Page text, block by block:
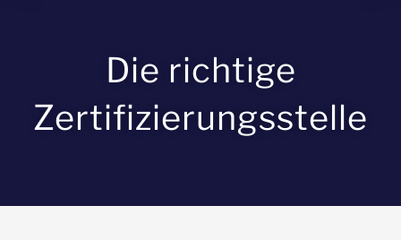
Die richtige
Zertifizierungsstelle